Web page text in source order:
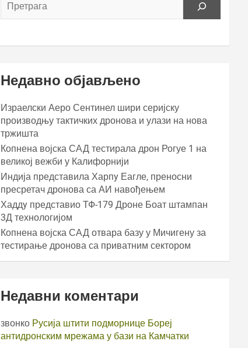
Недавно објављено
Израелски Аеро Сентинел шири серијску
производњу тактичких дронова и улази на нова
тржишта
Копнена војска САД тестирала дрон Рогуе 1 на
великој вежби у Калифорнији
Индија представила Харпy Еагле, преносни
пресретач дронова са АИ навођењем
Хаддy представио ТФ-179 Дроне Боат штампан
3Д технологијом
Копнена војска САД отвара базу у Мичигену за
тестирање дронова са приватним сектором
Недавни коментари
звонко Русија штити подморнице Бореј
антидронским мрежама у бази на Камчатки